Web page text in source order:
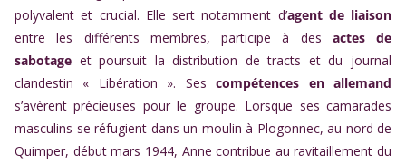
polyvalent et crucial. Elle sert notamment d’agent de liaison
entre les différents membres, participe à des actes de
sabotage et poursuit la distribution de tracts et du journal
clandestin « Libération ». Sescompétences en allemand
s’avèrent précieuses pour le groupe. Lorsque ses camarades
masculins se réfugient dans un moulin à Plogonnec, au nord de
Quimper, début mars 1944, Anne contribue au ravitaillement du